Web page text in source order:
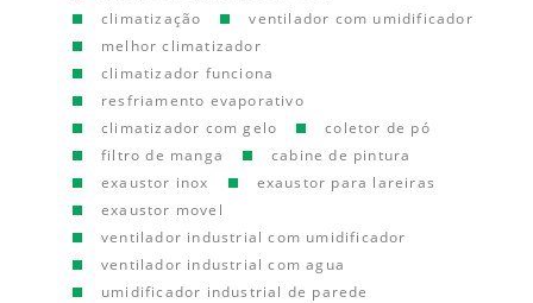
climatização
ventilador com umidificador
melhor climatizador
climatizador funciona
resfriamento evaporativo
climatizador com gelo
coletor de pó
filtro de manga
cabine de pintura
exaustor inox
exaustor para lareiras
exaustor movel
ventilador industrial com umidificador
ventilador industrial com agua
umidificador industrial de parede